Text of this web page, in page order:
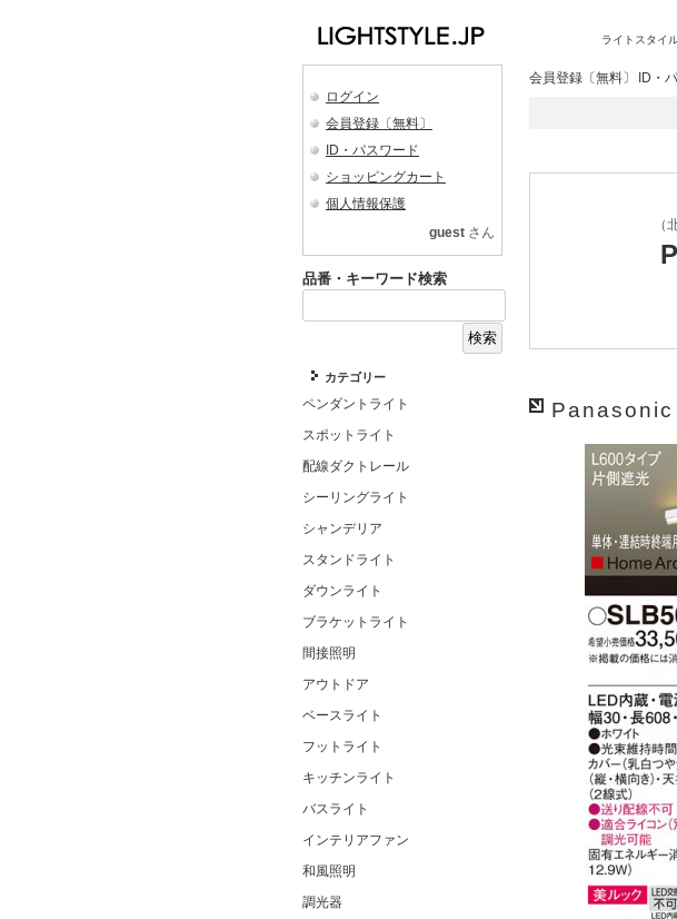
ライトスタイ
ログイン
会員登録〔無料〕
ID・パスワード
ショッピングカート
個人情報保護
guest さん
品番・キーワード検索
カテゴリー
ペンダントライト
スポットライト
配線ダクトレール
シーリングライト
シャンデリア
スタンドライト
ダウンライト
ブラケットライト
間接照明
アウトドア
ベースライト
フットライト
キッチンライト
バスライト
インテリアファン
和風照明
調光器
会員登録〔無料〕 ID・
（
Panasonic